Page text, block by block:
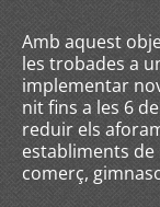
Amb aquest
les trobades a
implementar
nit fins a les 6
reduir els
establiments de
comerç,